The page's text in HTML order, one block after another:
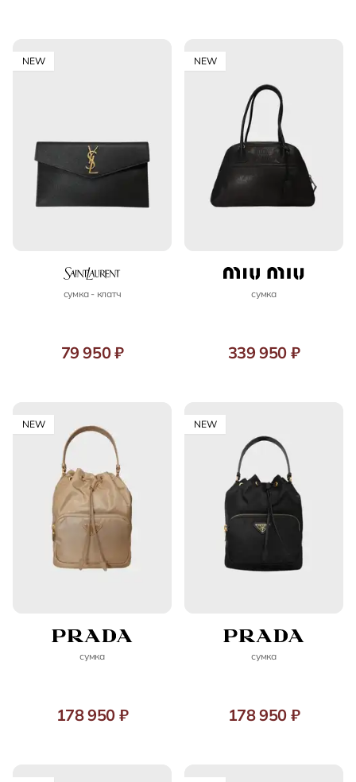
NEW
сумка - клатч
79 950 ₽
NEW
сумка
339 950 ₽
NEW
сумка
178 950 ₽
NEW
сумка
178 950 ₽